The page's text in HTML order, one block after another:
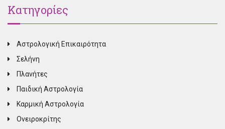
Κατηγορίες
Αστρολογική Επικαιρότητα
Σελήνη
Πλανήτες
Παιδική Αστρολογία
Καρμική Αστρολογία
Ονειροκρίτης